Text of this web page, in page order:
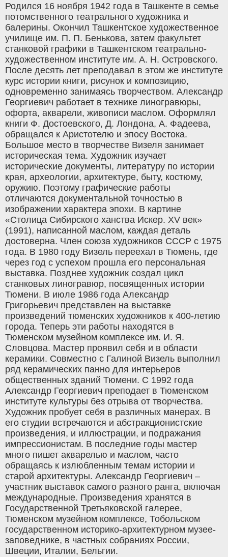
Родился 16 ноября 1942 года в Ташкенте в семье
потомственного театрального художника и
балерины. Окончил Ташкентское художественное
училище им. П. П. Бенькова, затем факультет
станковой графики в Ташкентском театрально-
художественном институте им. А. Н. Островского.
После десять лет преподавал в этом же институте
курс истории книги, рисунок и композицию,
одновременно занимаясь творчеством. Александр
Георгиевич работает в технике линогравюры,
офорта, акварели, живописи маслом. Оформлял
книги Ф. Достоевского, Д. Лондона, А. Фадеева,
обращался к Аристотелю и эпосу Востока.
Большое место в творчестве Визеля занимает
историческая тема. Художник изучает
исторические документы, литературу по истории
края, археологии, архитектуре, быту, костюму,
оружию. Поэтому графические работы
отличаются документальной точностью в
изображении характера эпохи. В картине
«Столица Сибирского ханства Искер. XV век»
(1991), написанной маслом, каждая деталь
достоверна. Член союза художников СССР с 1975
года. В 1980 году Визель переехал в Тюмень, где
через год с успехом прошла его персональная
выставка. Позднее художник создал цикл
станковых линогравюр, посвященных истории
Тюмени. В июле 1986 года Александр
Григорьевич представлен на выставке
произведений тюменских художников к 400-летию
города. Теперь эти работы находятся в
Тюменском музейном комплексе им. И. Я.
Словцова. Мастер проявил себя и в области
керамики. Совместно с Галиной Визель выполнил
ряд керамических панно для интерьеров
общественных зданий Тюмени. С 1992 года
Александр Георгиевич преподает в Тюменском
институте культуры без отрыва от творчества.
Художник пробует себя в различных манерах. В
его студии встречаются и абстракционистские
произведения, и иллюстрации, и подражания
импрессионистам. В последние годы мастер
много пишет акварелью и маслом, часто
обращаясь к излюбленным темам истории и
старой архитектуры. Александр Георгиевич –
участник выставок самого разного ранга, включая
международные. Произведения хранятся в
Государственной Третьяковской галерее,
Тюменском музейном комплексе, Тобольском
государственном историко-архитектурном музее-
заповеднике, в частных собраниях России,
Швеции, Италии, Бельгии.